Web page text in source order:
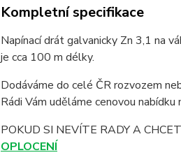
Kompletní specifikace
Napínací drát galvanicky Zn 3,1 na
je cca 100 m délky.
Dodáváme do celé ČR rozvozem
Rádi Vám uděláme cenovou
POKUD SI NEVÍTE RADY A
OPLOCENÍ